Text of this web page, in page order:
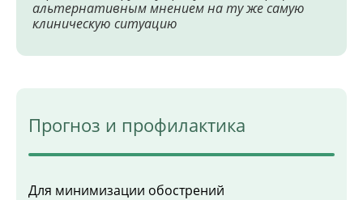
альтернативным мнением на ту же самую
клиническую ситуацию
Прогноз и профилактика
Для минимизации обострений